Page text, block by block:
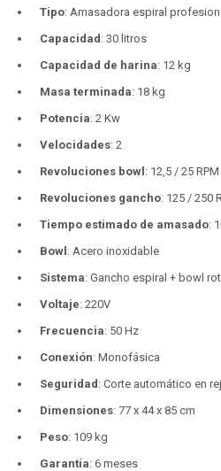
Tipo: Amasadora espiral
Capacidad: 30 litros
Capacidad de harina: 12 kg
Masa terminada: 18 kg
Potencia: 2 Kw
Velocidades: 2
Revoluciones bowl: 12,5 / 25 RPM
Revoluciones gancho: 125 / 250
Tiempo estimado de amasado:
Bowl: Acero inoxidable
Sistema: Gancho espiral + bowl
Voltaje: 220V
Frecuencia: 50 Hz
Conexión: Monofásica
Seguridad: Corte automático en
Dimensiones: 77 x 44 x 85 cm
Peso: 109 kg
Garantía: 6 meses